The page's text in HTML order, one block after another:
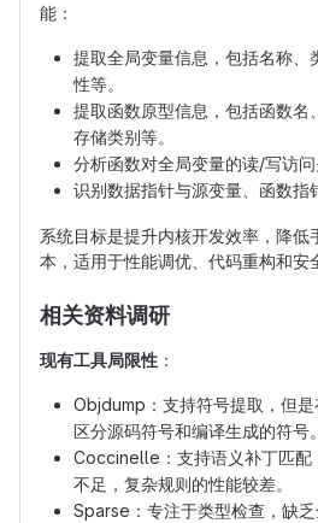
能：
提取全局变量信息，包括名称、
性等。
提取函数原型信息，包括函数名
存储类别等。
分析函数对全局变量的读/写访问
识别数据指针与源变量、函数指
系统目标是提升内核开发效率，降低
本，适用于性能调优、代码重构和安
相关资料调研
现有工具局限性 ：
Objdump：支持符号提取，但
区分源码符号和编译生成的符号。
Coccinelle：支持语义补丁匹配
不足，复杂规则的性能较差。
Sparse：专注于类型检查，缺